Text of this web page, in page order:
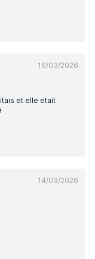
16/03/2026
et elle etait
14/03/2026